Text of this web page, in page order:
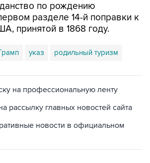
по рождению
разделе 14-й поправки к
принятой в 1868 году.
указ родильный туризм
на профессиональную ленту
рассылку главных новостей сайта
новости в официальном